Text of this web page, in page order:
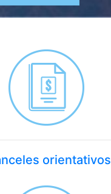
orientativos